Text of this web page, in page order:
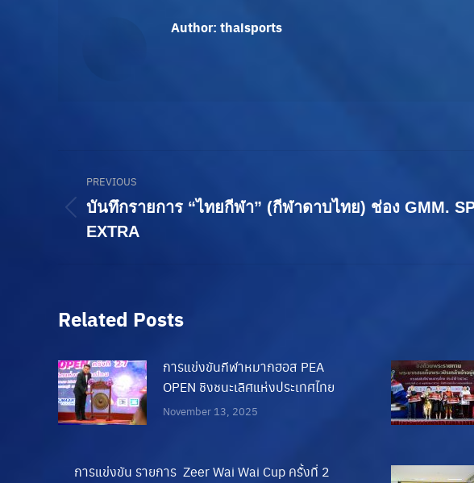
Author: thaisports
Post
navigation
PREVIOUS
Previous
post:
บันทึกรายการ “ไทยกีฬา” (กีฬาดาบไทย) ช่อง GMM.
EXTRA
Related Posts
การแข่งขันกีฬาหมากฮอส PEA
OPEN ชิงชนะเลิศแห่งประเทศไทย
November 13, 2025
การแข่งขัน รายการ Zeer Wai Wai Cup ครั้งที่ 2